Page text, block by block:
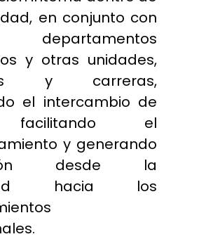
en conjunto con
y otras unidades,
y carreras,
el intercambio de
facilitando el
y generando
desde la
hacia los